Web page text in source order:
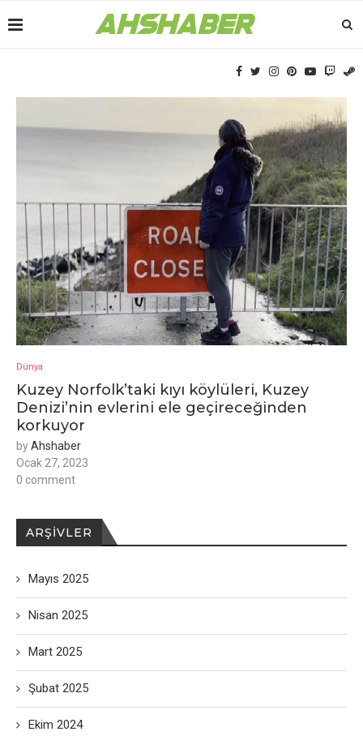
Dünya
Kuzey Norfolk’taki kıyı köylüleri, Kuzey
Denizi’nin evlerini ele geçireceğinden
korkuyor
byAhshaber
Ocak 27, 2023
0 comment
ARŞIVLER
Mayıs 2025
Nisan 2025
Mart 2025
Şubat 2025
Ekim 2024